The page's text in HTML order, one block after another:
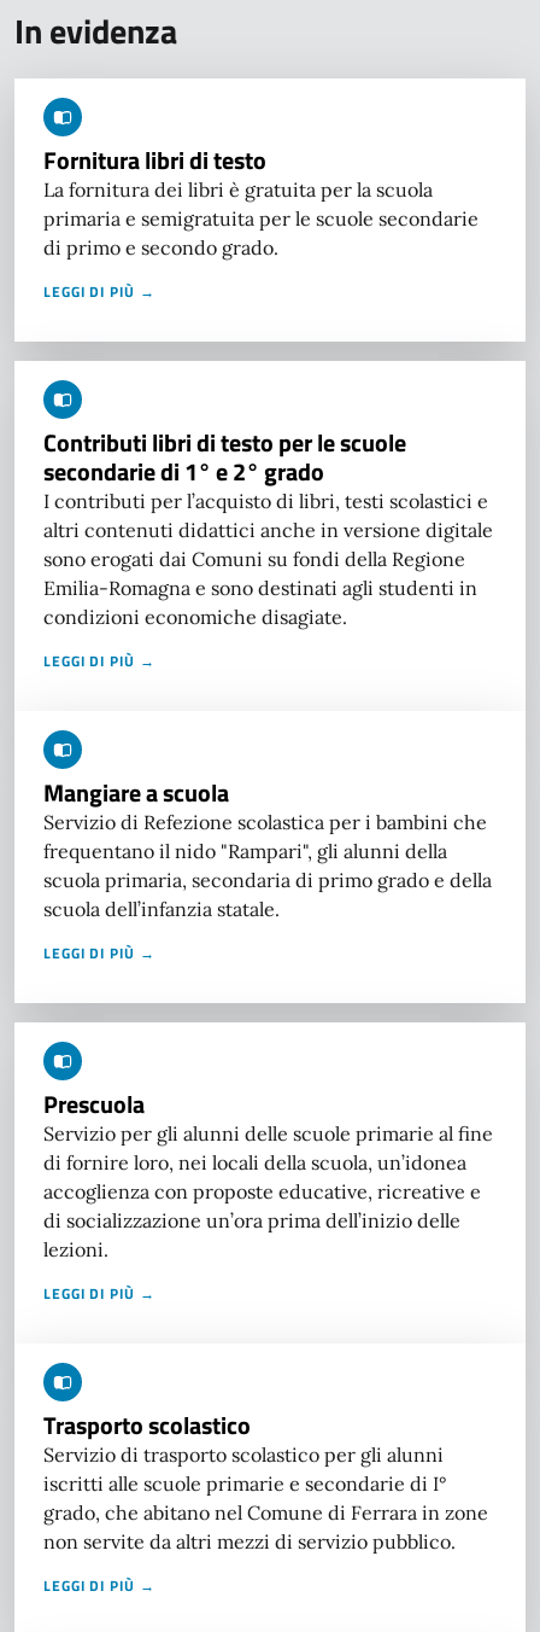
In evidenza
Fornitura libri di testo
La fornitura dei libri è gratuita per la scuola
primaria e semigratuita per le scuole secondarie
di primo e secondo grado.
LEGGI DI PIÙ →
Contributi libri di testo per le scuole
secondarie di 1° e 2° grado
I contributi per l’acquisto di libri, testi scolastici e
altri contenuti didattici anche in versione digitale
sono erogati dai Comuni su fondi della Regione
Emilia-Romagna e sono destinati agli studenti in
condizioni economiche disagiate.
LEGGI DI PIÙ →
Mangiare a scuola
Servizio di Refezione scolastica per i bambini che
frequentano il nido "Rampari", gli alunni della
scuola primaria, secondaria di primo grado e della
scuola dell’infanzia statale.
LEGGI DI PIÙ →
Prescuola
Servizio per gli alunni delle scuole primarie al fine
di fornire loro, nei locali della scuola, un’idonea
accoglienza con proposte educative, ricreative e
di socializzazione un’ora prima dell’inizio delle
lezioni.
LEGGI DI PIÙ →
Trasporto scolastico
Servizio di trasporto scolastico per gli alunni
iscritti alle scuole primarie e secondarie di I°
grado, che abitano nel Comune di Ferrara in zone
non servite da altri mezzi di servizio pubblico.
LEGGI DI PIÙ →